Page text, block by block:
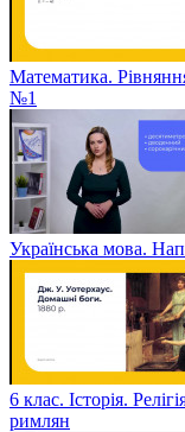
Математика.
№1
Українська мова.
6 клас. Історія.
римлян